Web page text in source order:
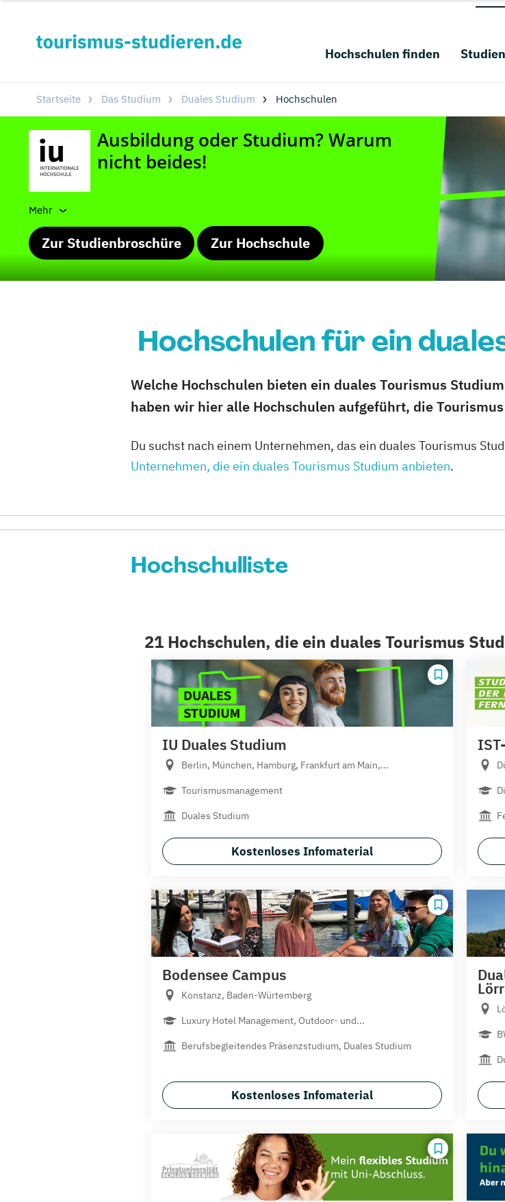
Hochschulen finden
Startseite Das Studium Duales Studium Hochschulen
Mehr
Zur Studienbroschüre Zur Hochschule
Hochschulen für ein
Welche Hochschulen bieten ein duales Tourismus
haben wir hier alle Hochschulen aufgeführt, die
Du suchst nach einem Unternehmen, das ein duales Tourismus
Unternehmen, die ein duales Tourismus Studium anbieten.
Hochschulliste
21 Hochschulen, die ein duales Tourismus
IU Duales Studium
Berlin, München, Hamburg, Frankfurt am Main,...
Tourismusmanagement
Duales Studium
Kostenloses Infomaterial
Bodensee Campus
Konstanz, Baden-Würtemberg
Luxury Hotel Management, Outdoor- und...
Berufsbegleitendes Präsenzstudium, Duales Studium
Kostenloses Infomaterial